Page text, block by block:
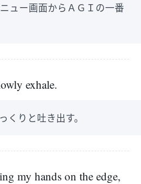
ュー画面からＡＧＩの一番
exhale.
くりと吐き出す。
my hands on the edge,